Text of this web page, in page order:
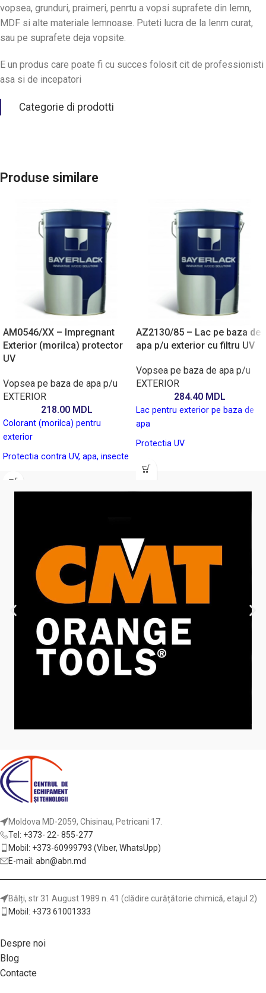
vopsea, grunduri, praimeri, penrtu a vopsi suprafete din lemn,
MDF si alte materiale lemnoase. Puteti lucra de la lenm curat,
sau pe suprafete deja vopsite.
E un produs care poate fi cu succes folosit cit de professionisti
asa si de incepatori
Categorie di prodotti
Produse similare
AM0546/XX – Impregnant
Exterior (morilca) protector
UV
Vopsea pe baza de apa p/u
EXTERIOR
218.00 MDL
Colorant (morilca) pentru
exterior
Protectia contra UV, apa, insecte
Culorile naturale, psibilitatea de a
combina intre culori
AZ2130/85 – Lac pe baza de
apa p/u exterior cu filtru UV
Vopsea pe baza de apa p/u
EXTERIOR
284.40 MDL
Lac pentru exterior pe baza de
apa
Protectia UV
Pentru usi, ferestre, si alte
Moldova MD-2059, Chisinau, Petricani 17.
Tel: +373- 22- 855-277
Mobil: +373-60999793 (Viber, WhatsUpp)
E-mail: abn@abn.md
Bălți, str 31 August 1989 n. 41 (clădire curățătorie chimică, etajul 2)
Mobil: +373 61001333
Despre noi
Blog
Contacte